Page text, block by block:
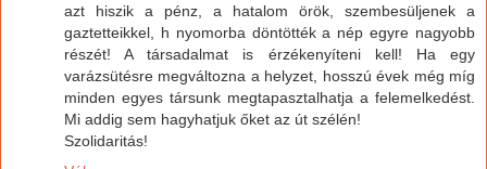
azt hiszik a pénz, a hatalom örök, szembesüljenek a
gaztetteikkel, h nyomorba döntötték a nép egyre nagyobb
részét! A társadalmat is érzékenyíteni kell! Ha egy
varázsütésre megváltozna a helyzet, hosszú évek még míg
minden egyes társunk megtapasztalhatja a felemelkedést.
Mi addig sem hagyhatjuk őket az út szélén!
Szolidaritás!